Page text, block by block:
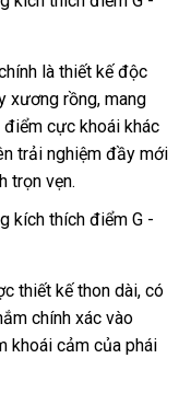
là thiết kế độc
xương rồngcung
cấp
, mang
cực khoái khác
trải nghiệm đầy mới
trọn vẹn.
thiết kế thon dàiĐức
, có
chính xác vào
khoái cảm đặt
của phái